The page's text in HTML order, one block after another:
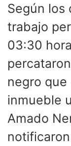
Según los
trabajo
03:30
negro que
inmueble
Amado